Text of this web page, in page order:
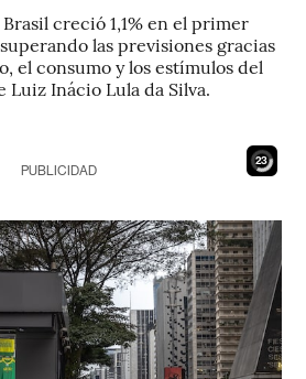
creció 1,1% en el primer
las previsiones gracias
el consumo y los estímulos del
Luiz Inácio Lula da Silva.
22
PUBLICIDAD